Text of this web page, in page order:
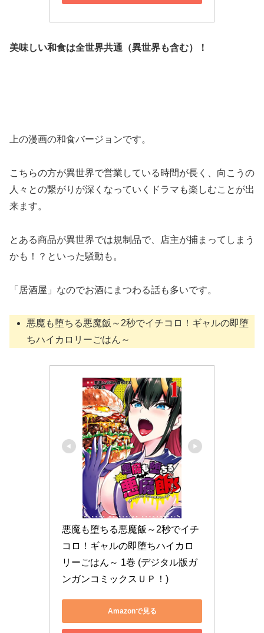
美味しい和食は全世界共通（異世界も含む）！
上の漫画の和食バージョンです。
こちらの方が異世界で営業している時間が長く、向こうの
人々との繋がりが深くなっていくドラマも楽しむことが出
来ます。
とある商品が異世界では規制品で、店主が捕まってしまう
かも！？といった騒動も。
「居酒屋」なのでお酒にまつわる話も多いです。
悪魔も堕ちる悪魔飯～2秒でイチコロ！ギャルの即堕
ちハイカロリーごはん～
悪魔も堕ちる悪魔飯～2秒でイチ
コロ！ギャルの即堕ちハイカロ
リーごはん～ 1巻 (デジタル版ガ
ンガンコミックスＵＰ！)
Amazonで見る